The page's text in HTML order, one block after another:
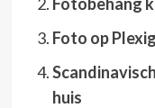
Foto op
huis